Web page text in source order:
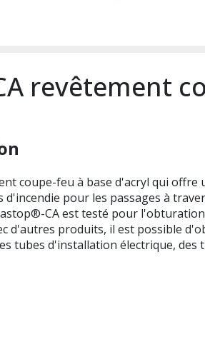
revêtement
coupe-feu à base d'acryl qui
d'incendie pour les passages à
CA est testé pour
d'autres produits, il est possible
tubes d'installation électrique,